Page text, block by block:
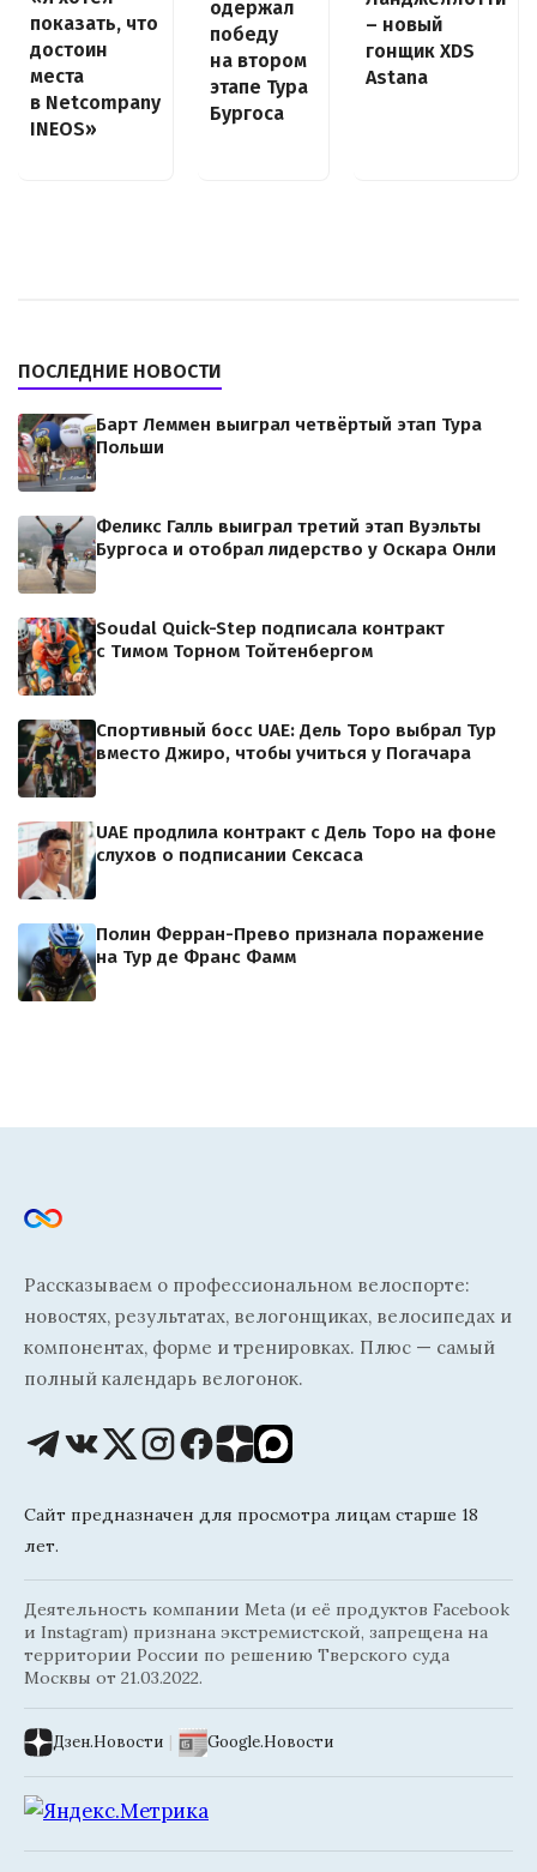
показать, что
достоин
места
в Netcompany
INEOS»
одержал
победу
на втором
этапе Тура
Бургоса
– новый
гонщик XDS
Astana
ПОСЛЕДНИЕ НОВОСТИ
Барт Леммен выиграл четвёртый этап Тура
Польши
Феликс Галль выиграл третий этап Вуэльты
Бургоса и отобрал лидерство у Оскара Онли
Soudal Quick-Step подписала контракт
с Тимом Торном Тойтенбергом
Спортивный босс UAE: Дель Торо выбрал Тур
вместо Джиро, чтобы учиться у Погачара
UAE продлила контракт с Дель Торо на фоне
слухов о подписании Сексаса
Полин Ферран-Прево признала поражение
на Тур де Франс Фамм
Рассказываем о профессиональном велоспорте:
новостях, результатах, велогонщиках, велосипедах и
компонентах, форме и тренировках. Плюс — самый
полный календарь велогонок.
Сайт предназначен для просмотра лицам старше 18
лет.
Деятельность компании Meta (и её продуктов Facebook
и Instagram) признана экстремистской, запрещена на
территории России по решению Тверского суда
Москвы от 21.03.2022.
Дзен.Новости | Google.Новости